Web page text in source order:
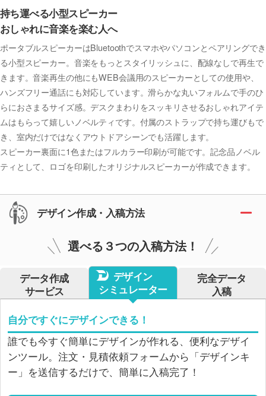
持ち運べる小型スピーカー
おしゃれに音楽を楽む人へ
ポータブルスピーカーはBluetoothでスマホやパソコンとペアリングでき
る小型スピーカー。音楽をもっとスタイリッシュに、配線なしで再生で
きます。音楽再生の他にもWEB会議用のスピーカーとしての使用や、
ハンズフリー通話にも対応しています。滑らかな丸いフォルムで手のひ
らにおさまるサイズ感。デスクまわりをスッキリさせるおしゃれアイテ
ムはもらって嬉しいノベルティです。付属のストラップで持ち運びもで
き、室内だけではなくアウトドアシーンでも活躍します。
スピーカー裏面に1色またはフルカラー印刷が可能です。記念品ノベル
ティとして、ロゴを印刷したオリジナルスピーカーが作成できます。
デザイン作成・入稿方法
選べる３つの入稿方法！
データ作成
サービス
デザイン
シミュレーター
完全データ
入稿
自分ですぐにデザインできる！
誰でも今すぐ簡単にデザインが作れる、便利なデザイ
ンツール。注文・見積依頼フォームから「デザインキ
ー」を送信するだけで、簡単に入稿完了！